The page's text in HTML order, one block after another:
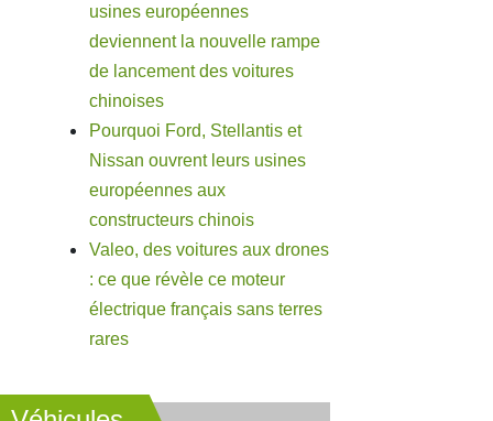
usines européennes
deviennent la nouvelle rampe
de lancement des voitures
chinoises
Pourquoi Ford, Stellantis et
Nissan ouvrent leurs usines
européennes aux
constructeurs chinois
Valeo, des voitures aux drones
: ce que révèle ce moteur
électrique français sans terres
rares